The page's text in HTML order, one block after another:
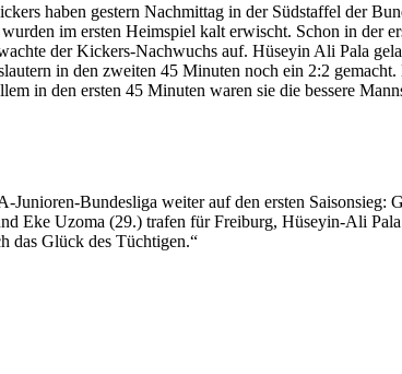
haben gestern Nachmittag in der Südstaffel der
im ersten Heimspiel kalt erwischt. Schon in der
der Kickers-Nachwuchs auf. Hüseyin Ali Pala
in den zweiten 45 Minuten noch ein 2:2
in den ersten 45 Minuten waren sie die bessere
Bundesliga weiter auf den ersten
Eke Uzoma (29.) trafen für Freiburg, Hüseyin-Ali
das Glück des Tüchtigen.“